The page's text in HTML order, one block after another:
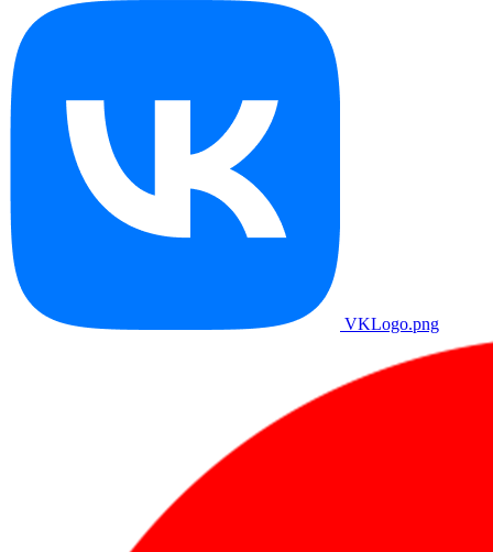
VKLogo.png